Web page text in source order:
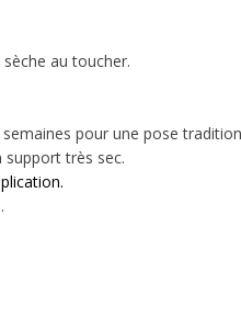
au toucher.
pour une pose
support très sec.